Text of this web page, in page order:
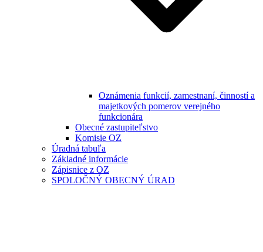
Oznámenia funkcií, zamestnaní, činností a
majetkových pomerov verejného
funkcionára
Obecné zastupiteľstvo
Komisie OZ
Úradná tabuľa
Základné informácie
Zápisnice z OZ
SPOLOČNÝ OBECNÝ ÚRAD